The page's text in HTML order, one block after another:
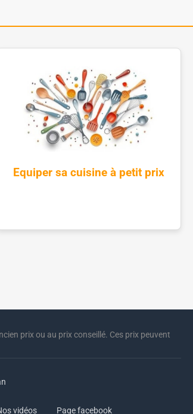
Equiper sa cuisine à petit prix
prix ou au prix conseillé. Ces prix peuvent
vidéos Page facebook